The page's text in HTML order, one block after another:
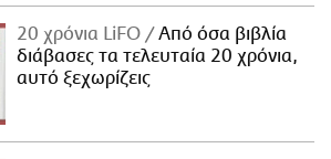
20 χρόνια LiFO
Από όσα βιβλία
διάβασες τα τελευταία 20 χρόνια,
αυτό ξεχωρίζεις